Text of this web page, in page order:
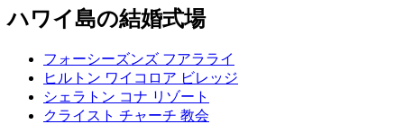
ハワイ島の結婚式場
フォーシーズンズ フアラライ
ヒルトン ワイコロア ビレッジ
シェラトン コナ リゾート
クライスト チャーチ 教会